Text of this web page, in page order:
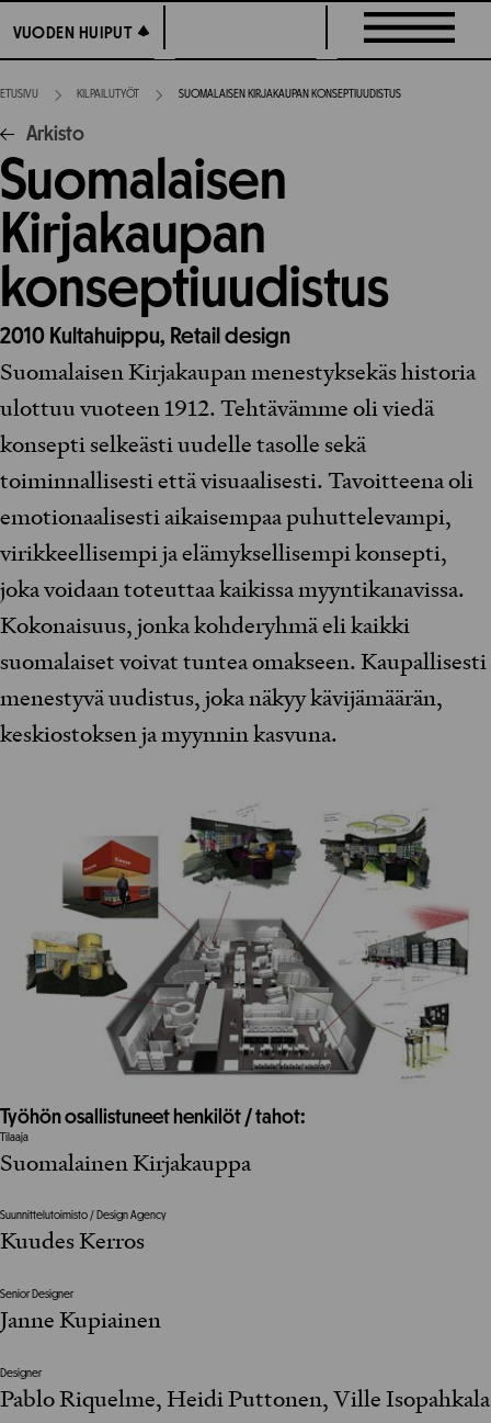
suoraan
sisältöön
VUODEN HUIPUT
VUODEN HUIPUT
ETUSIVU KILPAILUTYÖT SUOMALAISEN KIRJAKAUPAN KONSEPTIUUDISTUS
Arkisto
Suomalaisen
Kirjakaupan
konseptiuudistus
2010 Kultahuippu, Retail design
Suomalaisen Kirjakaupan menestyksekäs historia
ulottuu vuoteen 1912. Tehtävämme oli viedä
konsepti selkeästi uudelle tasolle sekä
toiminnallisesti että visuaalisesti. Tavoitteena oli
emotionaalisesti aikaisempaa puhuttelevampi,
virikkeellisempi ja elämyksellisempi konsepti,
joka voidaan toteuttaa kaikissa myyntikanavissa.
Kokonaisuus, jonka kohderyhmä eli kaikki
suomalaiset voivat tuntea omakseen. Kaupallisesti
menestyvä uudistus, joka näkyy kävijämäärän,
keskiostoksen ja myynnin kasvuna.
Työhön osallistuneet henkilöt / tahot:
Tilaaja
Suomalainen Kirjakauppa
Suunnittelutoimisto / Design Agency
Kuudes Kerros
Senior Designer
Janne Kupiainen
Designer
Pablo Riquelme, Heidi Puttonen, Ville Isopahkala